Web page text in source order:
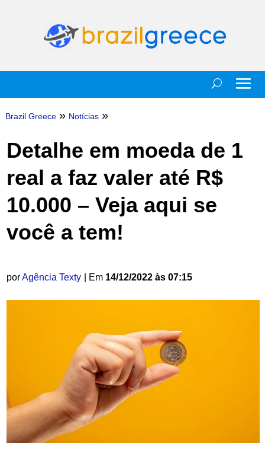
Brazil Greece » Notícias »
Detalhe em moeda de 1
real a faz valer até R$
10.000 – Veja aqui se
você a tem!
porAgência Texty | Em 14/12/2022 às 07:15